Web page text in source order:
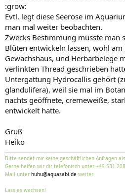
:grow:
Evtl. legt diese Seerose im
man mal weiter beobachten.
Zwecks Bestimmung müsste man
Blüten entwickeln lassen, wohl
Gewächshaus, und Herbarbelege
verlinkten Thread geschrieben
Untergattung Hydrocallis gehört
glandulifera), weil sie mal im
nachts geöffnete, cremeweiße,
entwickelt hatte.
Gruß
Heiko
Bitte sendet mir keine geschäftlichen Anfragen
Gerne helfen wir dir telefonisch unter +49 531
Mail unter huhu@aquasabi.de weiter.
Lass es wachsen!